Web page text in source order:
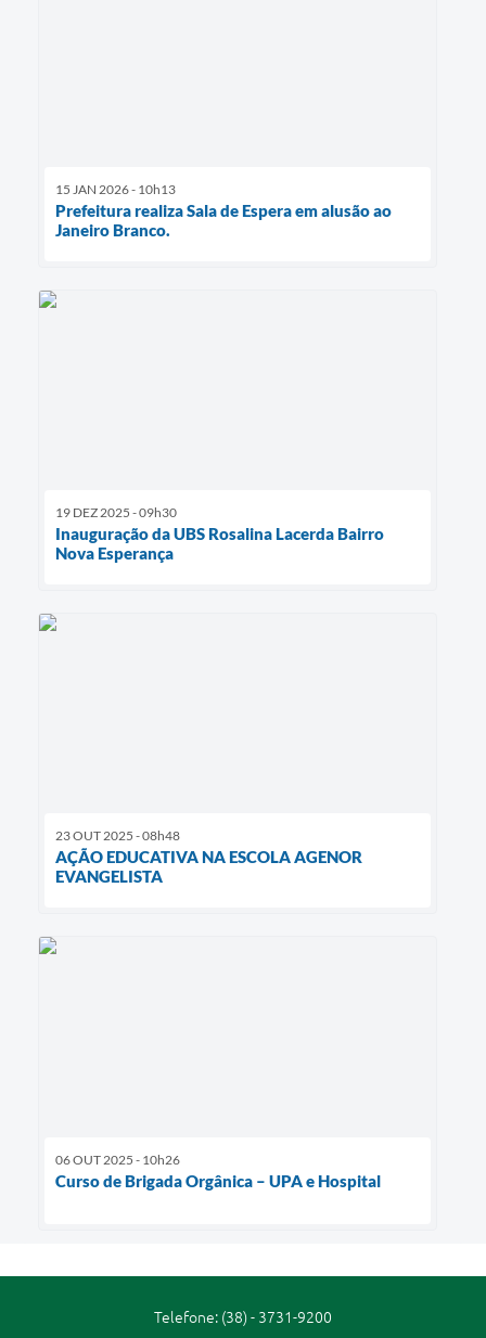
15 JAN 2026 - 10h13
Prefeitura realiza Sala de Espera em alusão ao
Janeiro Branco.
19 DEZ 2025 - 09h30
Inauguração da UBS Rosalina Lacerda Bairro
Nova Esperança
23 OUT 2025 - 08h48
AÇÃO EDUCATIVA NA ESCOLA AGENOR
EVANGELISTA
06 OUT 2025 - 10h26
Curso de Brigada Orgânica – UPA e Hospital
Telefone: (38) - 3731-9200